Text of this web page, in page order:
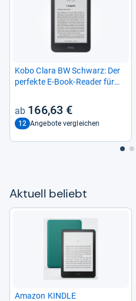
Kobo Clara BW Schwarz: Der
per­fekte E-​Book-​Rea­der für
166,63 €
12 Angebote vergleichen
Aktu­ell beliebt
Ama­zon KINDLE